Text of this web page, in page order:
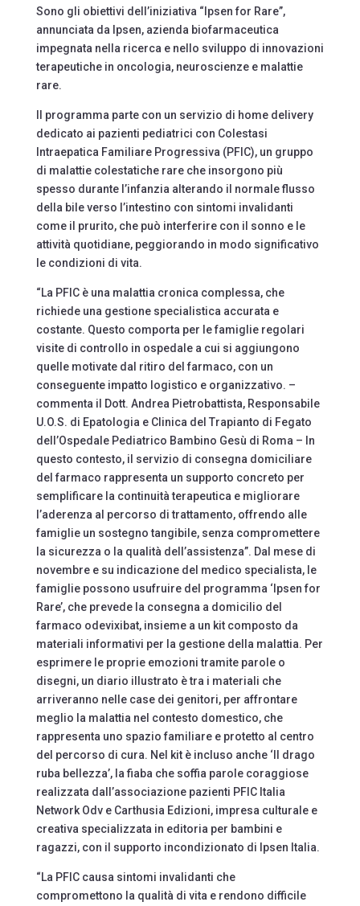
Sono gli obiettivi dell’iniziativa “Ipsen for Rare”,
annunciata da Ipsen, azienda biofarmaceutica
impegnata nella ricerca e nello sviluppo di innovazioni
terapeutiche in oncologia, neuroscienze e malattie
rare.
Il programma parte con un servizio di home delivery
dedicato ai pazienti pediatrici con Colestasi
Intraepatica Familiare Progressiva (PFIC), un gruppo
di malattie colestatiche rare che insorgono più
spesso durante l’infanzia alterando il normale flusso
della bile verso l’intestino con sintomi invalidanti
come il prurito, che può interferire con il sonno e le
attività quotidiane, peggiorando in modo significativo
le condizioni di vita.
“La PFIC è una malattia cronica complessa, che
richiede una gestione specialistica accurata e
costante. Questo comporta per le famiglie regolari
visite di controllo in ospedale a cui si aggiungono
quelle motivate dal ritiro del farmaco, con un
conseguente impatto logistico e organizzativo. –
commenta il Dott. Andrea Pietrobattista, Responsabile
U.O.S. di Epatologia e Clinica del Trapianto di Fegato
dell’Ospedale Pediatrico Bambino Gesù di Roma – In
questo contesto, il servizio di consegna domiciliare
del farmaco rappresenta un supporto concreto per
semplificare la continuità terapeutica e migliorare
l’aderenza al percorso di trattamento, offrendo alle
famiglie un sostegno tangibile, senza compromettere
la sicurezza o la qualità dell’assistenza”. Dal mese di
novembre e su indicazione del medico specialista, le
famiglie possono usufruire del programma ‘Ipsen for
Rare’, che prevede la consegna a domicilio del
farmaco odevixibat, insieme a un kit composto da
materiali informativi per la gestione della malattia. Per
esprimere le proprie emozioni tramite parole o
disegni, un diario illustrato è tra i materiali che
arriveranno nelle case dei genitori, per affrontare
meglio la malattia nel contesto domestico, che
rappresenta uno spazio familiare e protetto al centro
del percorso di cura. Nel kit è incluso anche ‘Il drago
ruba bellezza’, la fiaba che soffia parole coraggiose
realizzata dall’associazione pazienti PFIC Italia
Network Odv e Carthusia Edizioni, impresa culturale e
creativa specializzata in editoria per bambini e
ragazzi, con il supporto incondizionato di Ipsen Italia.
“La PFIC causa sintomi invalidanti che
compromettono la qualità di vita e rendono difficile